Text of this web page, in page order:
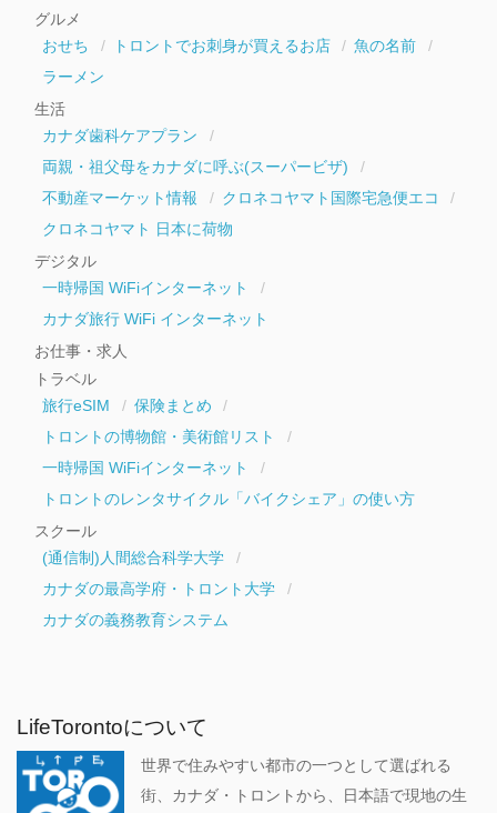
グルメ
おせち
トロントでお刺身が買えるお店
魚の名前
ラーメン
生活
カナダ歯科ケアプラン
両親・祖父母をカナダに呼ぶ(スーパービザ)
不動産マーケット情報
クロネコヤマト国際宅急便エコ
クロネコヤマト 日本に荷物
デジタル
一時帰国 WiFiインターネット
カナダ旅行 WiFi インターネット
お仕事・求人
トラベル
旅行eSIM
保険まとめ
トロントの博物館・美術館リスト
一時帰国 WiFiインターネット
トロントのレンタサイクル「バイクシェア」の使い方
スクール
(通信制)人間総合科学大学
カナダの最高学府・トロント大学
カナダの義務教育システム
LifeTorontoについて
世界で住みやすい都市の一つとして選ばれる
街、カナダ・トロントから、日本語で現地の生